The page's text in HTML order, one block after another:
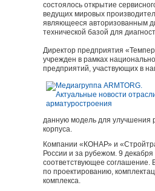
состоялось открытие
ведущих мировых
являющееся авторизованным
технической базой для
Директор предприятия
учрежден в рамках
предприятий, участвующих в
данную модель для улучшения
корпуса.
Компании «КОНАР» и
России и за рубежом. 9
соответствующее соглашение.
по проектированию,
комплекса.